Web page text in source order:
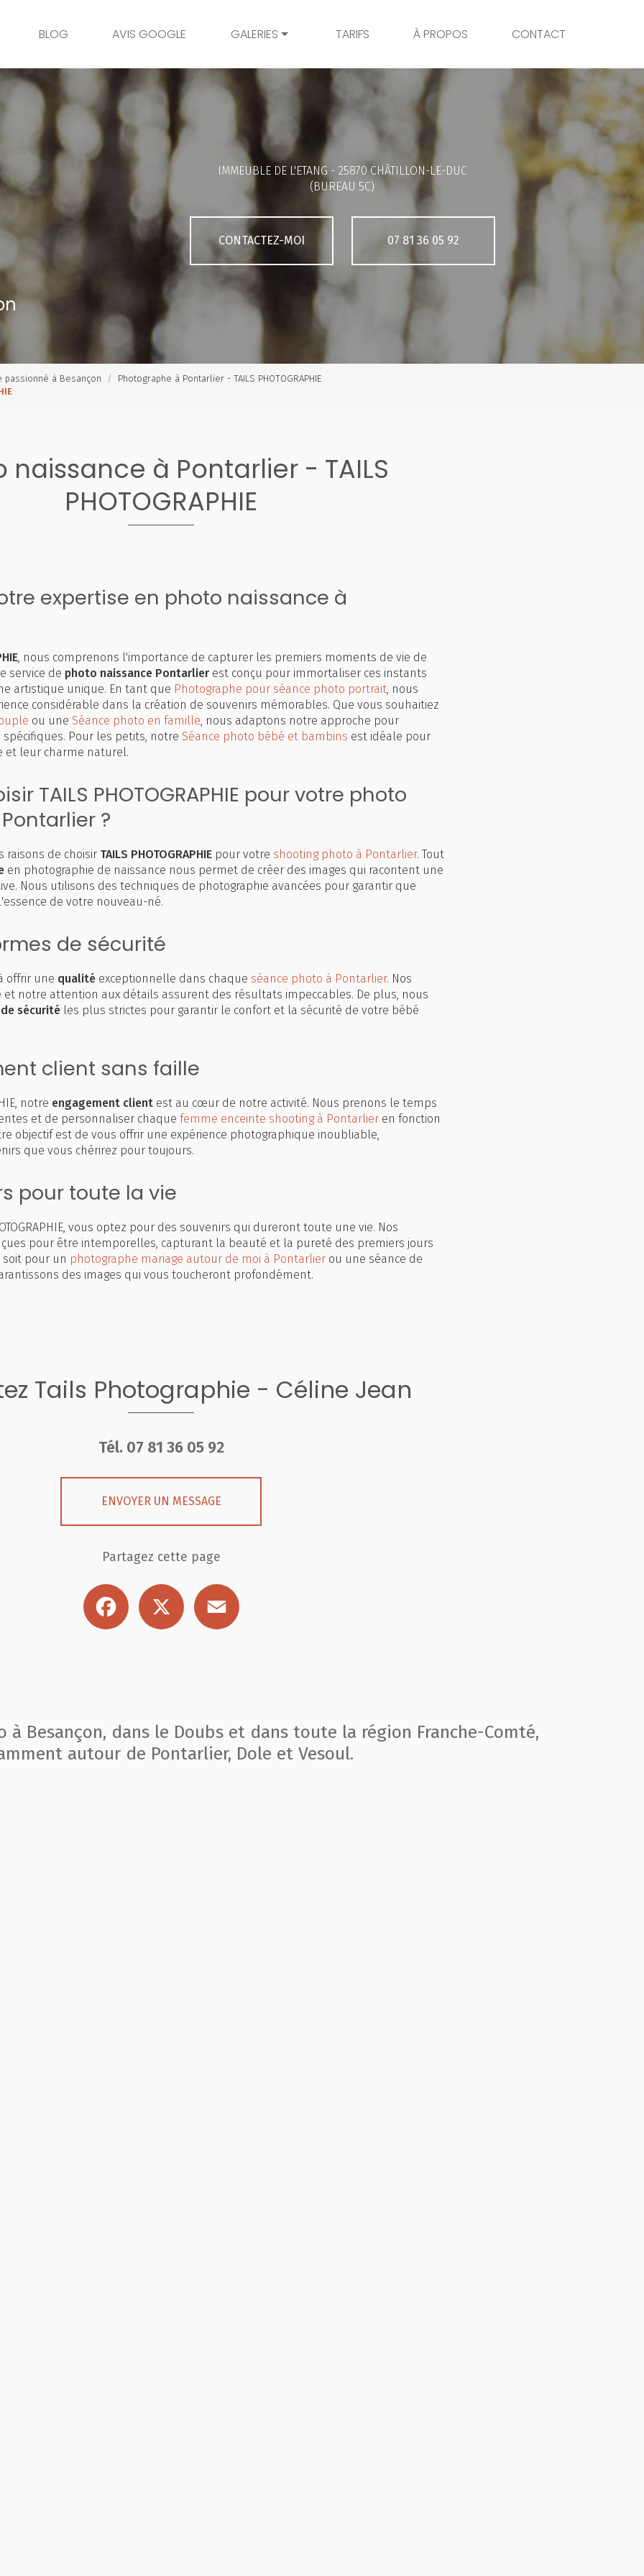
BLOG AVIS GOOGLE GALERIES
Mariage
Grossesse
Bambins
Portrait
Galerie client
TARIFS À PROPOS CONTACT
IMMEUBLE DE L'ETANG - 25870 CHÂTILLON-LE-DUC
(BUREAU 5C)
CONTACTEZ-MOI 07 81 36 05 92
passionné à Besançon
Photographe à Pontarlier - TAILS PHOTOGRAPHIE
naissance à Pontarlier - TAILS
PHOTOGRAPHIE
expertise en photo naissance à
, nous comprenons l'importance de capturer les premiers moments de vie de
service de photo naissance Pontarlier est conçu pour immortaliser ces instants
artistique unique. En tant que Photographe pour séance photo portrait, nous
considérable dans la création de souvenirs mémorables. Que vous souhaitiez
ou une Séance photo en famille, nous adaptons notre approche pour
Pour les petits, notre Séance photo bébé et bambins est idéale pour
et leur charme naturel.
TAILS PHOTOGRAPHIE pour votre photo
?
raisons de choisir TAILS PHOTOGRAPHIE pour votre shooting photo à Pontarlier. Tout
en photographie de naissance nous permet de créer des images qui racontent une
Nous utilisons des techniques de photographie avancées pour garantir que
de votre nouveau-né.
de sécurité
offrir une qualité exceptionnelle dans chaque séance photo à Pontarlier. Nos
notre attention aux détails assurent des résultats impeccables. De plus, nous
sécurité les plus strictes pour garantir le confort et la sécurité de votre bébé
client sans faille
notre engagement client est au cœur de notre activité. Nous prenons le temps
et de personnaliser chaque femme enceinte shooting à Pontarlier en fonction
objectif est de vous offrir une expérience photographique inoubliable,
que vous chérirez pour toujours.
pour toute la vie
vous optez pour des souvenirs qui dureront toute une vie. Nos
pour être intemporelles, capturant la beauté et la pureté des premiers jours
soit pour un photographe mariage autour de moi à Pontarlier ou une séance de
des images qui vous toucheront profondément.
Tails Photographie - Céline Jean
Tél. 07 81 36 05 92
ENVOYER UN MESSAGE
Partagez cette page
Facebook
à Besançon, dans le Doubs et dans toute la région Franche-Comté,
autour de Pontarlier, Dole et Vesoul.